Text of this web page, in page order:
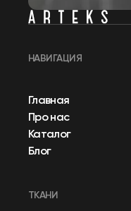
НАВИГАЦИЯ
Главная
Про нас
Каталог
Блог
ТКАНИ